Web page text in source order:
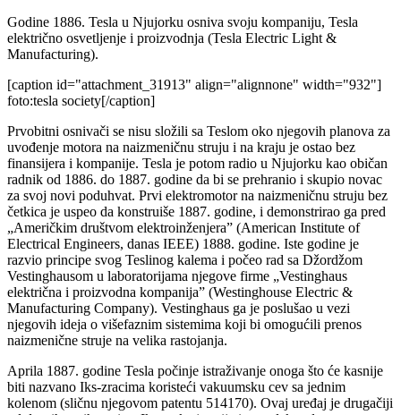
Godine 1886. Tesla u Njujorku osniva svoju kompaniju, Tesla
električno osvetljenje i proizvodnja (Tesla Electric Light &
Manufacturing).
[caption id="attachment_31913" align="alignnone" width="932"]
foto:tesla society[/caption]
Prvobitni osnivači se nisu složili sa Teslom oko njegovih planova za
uvođenje motora na naizmeničnu struju i na kraju je ostao bez
finansijera i kompanije. Tesla je potom radio u Njujorku kao običan
radnik od 1886. do 1887. godine da bi se prehranio i skupio novac
za svoj novi poduhvat. Prvi elektromotor na naizmeničnu struju bez
četkica je uspeo da konstruiše 1887. godine, i demonstrirao ga pred
„Američkim društvom elektroinženjera” (American Institute of
Electrical Engineers, danas IEEE) 1888. godine. Iste godine je
razvio principe svog Teslinog kalema i počeo rad sa Džordžom
Vestinghausom u laboratorijama njegove firme „Vestinghaus
električna i proizvodna kompanija” (Westinghouse Electric &
Manufacturing Company). Vestinghaus ga je poslušao u vezi
njegovih ideja o višefaznim sistemima koji bi omogućili prenos
naizmenične struje na velika rastojanja.
Aprila 1887. godine Tesla počinje istraživanje onoga što će kasnije
biti nazvano Iks-zracima koristeći vakuumsku cev sa jednim
kolenom (sličnu njegovom patentu 514170). Ovaj uređaj je drugačiji